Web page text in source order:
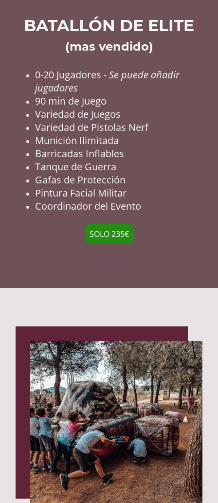
BATALLÓN DE ELITE
(mas vendido)
0-20 Jugadores -Se puede añadir
jugadores
90 min de Juego
Variedad de Juegos
Variedad de Pistolas Nerf
Munición Ilimitada
Barricadas Inflables
Tanque de Guerra
Gafas de Protección
Pintura Facial Militar
Coordinador del Evento
SOLO 235€